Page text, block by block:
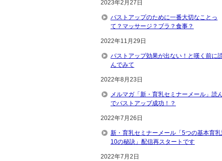
2023年2月27日
バストアップのために一番大切なことっ
て？マッサージ？ブラ？食事？
2022年11月29日
バストアップ効果が出ない！と嘆く前に
んでみて
2022年8月23日
メルマガ「新・育乳セミナーメール」読
でバストアップ成功！？
2022年7月26日
新・育乳セミナーメール「5つの基本育
10の秘訣」配信再スタートです
2022年7月2日